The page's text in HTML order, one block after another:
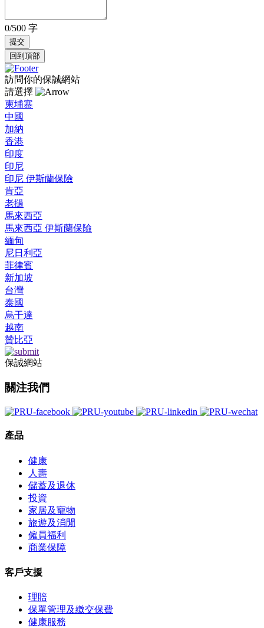
0/500 字
回到頂部
訪問你的保誠網站
請選擇
柬埔寨
中國
加納
香港
印度
印尼
印尼 伊斯蘭保險
肯亞
老撾
馬來西亞
馬來西亞 伊斯蘭保險
緬甸
尼日利亞
菲律賓
新加坡
台灣
泰國
烏干達
越南
贊比亞
保誠網站
關注我們
產品
健康
人壽
儲蓄及退休
投資
家居及寵物
旅遊及消閒
僱員福利
商業保障
客戶支援
理賠
保單管理及繳交保費
健康服務